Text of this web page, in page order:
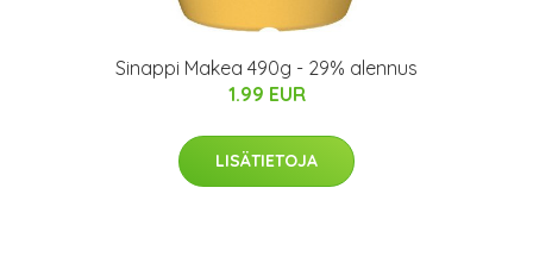
Sinappi Makea 490g - 29% alennus
1.99 EUR
LISÄTIETOJA